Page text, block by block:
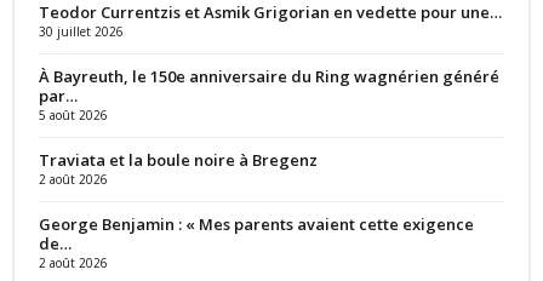
Teodor Currentzis et Asmik Grigorian en vedette pour une…
30 juillet 2026
À Bayreuth, le 150e anniversaire du Ring wagnérien généré
par…
5 août 2026
Traviata et la boule noire à Bregenz
2 août 2026
George Benjamin : « Mes parents avaient cette exigence
de…
2 août 2026